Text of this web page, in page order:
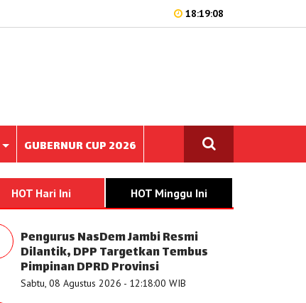
18:19:08
GUBERNUR CUP 2026
HOT Hari Ini HOT Minggu Ini
Pengurus NasDem Jambi Resmi
Dilantik, DPP Targetkan Tembus
Pimpinan DPRD Provinsi
Sabtu, 08 Agustus 2026 - 12:18:00 WIB